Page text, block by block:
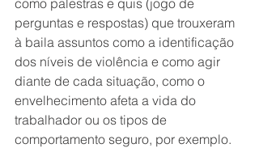
perguntas e respostas) que trouxeram
à baila assuntos como a identificação
dos níveis de violência e como agir
diante de cada situação, como o
envelhecimento afeta a vida do
trabalhador ou os tipos de
comportamento seguro, por exemplo.